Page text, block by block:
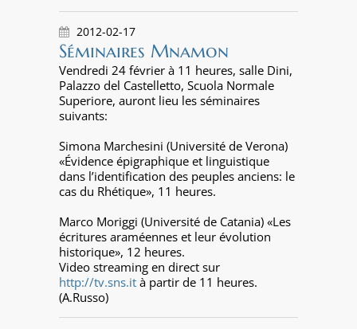
2012-02-17
Séminaires Mnamon
Vendredi 24 février à 11 heures, salle Dini,
Palazzo del Castelletto, Scuola Normale
Superiore, auront lieu les séminaires
suivants:
Simona Marchesini (Université de Verona)
«Évidence épigraphique et linguistique
dans l’identification des peuples anciens: le
cas du Rhétique», 11 heures.
Marco Moriggi (Université de Catania) «Les
écritures araméennes et leur évolution
historique», 12 heures.
Video streaming en direct sur
http://tv.sns.it à partir de 11 heures.
(A.Russo)